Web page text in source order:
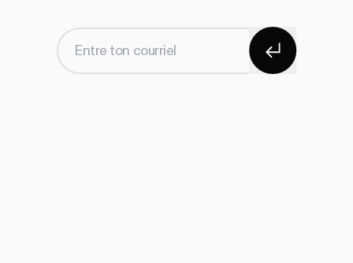
Entre ton courriel S'abonner